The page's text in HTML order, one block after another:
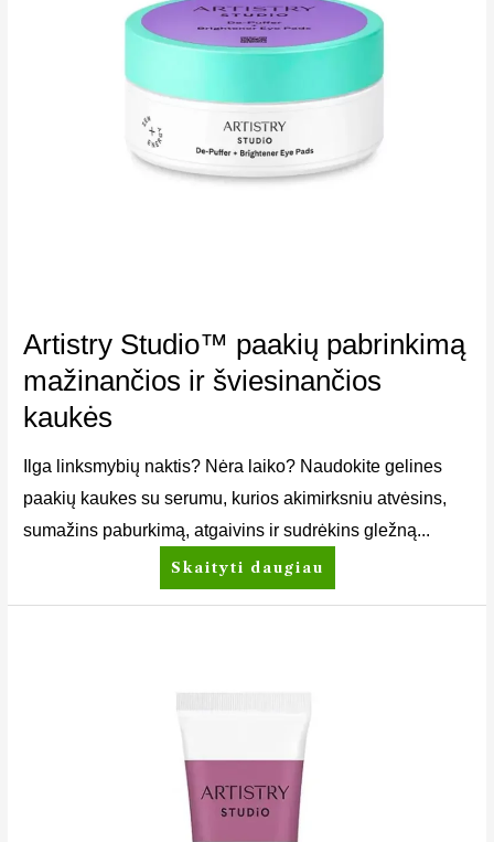
Artistry Studio™ paakių pabrinkimą
mažinančios ir šviesinančios
kaukės
Ilga linksmybių naktis? Nėra laiko? Naudokite gelines
paakių kaukes su serumu, kurios akimirksniu atvėsins,
sumažins paburkimą, atgaivins ir sudrėkins gležną...
Skaityti daugiau